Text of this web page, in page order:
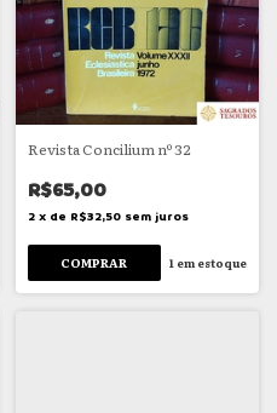
Revista Concilium nº 32
R$65,00
2 x de R$32,50 sem juros
1 em estoque